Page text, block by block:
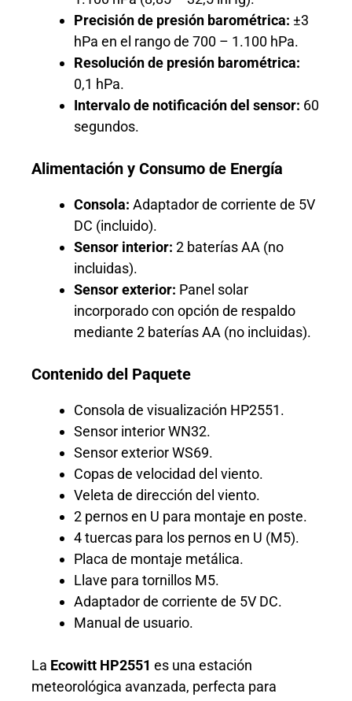
Precisión de presión barométrica: ±3
hPa en el rango de 700 – 1.100 hPa.
Resolución de presión barométrica:
0,1 hPa.
Intervalo de notificación del sensor: 60
segundos.
Alimentación y Consumo de Energía
Consola: Adaptador de corriente de 5V
DC (incluido).
Sensor interior: 2 baterías AA (no
incluidas).
Sensor exterior: Panel solar
incorporado con opción de respaldo
mediante 2 baterías AA (no incluidas).
Contenido del Paquete
Consola de visualización HP2551.
Sensor interior WN32.
Sensor exterior WS69.
Copas de velocidad del viento.
Veleta de dirección del viento.
2 pernos en U para montaje en poste.
4 tuercas para los pernos en U (M5).
Placa de montaje metálica.
Llave para tornillos M5.
Adaptador de corriente de 5V DC.
Manual de usuario.
La Ecowitt HP2551 es una estación
meteorológica avanzada, perfecta para